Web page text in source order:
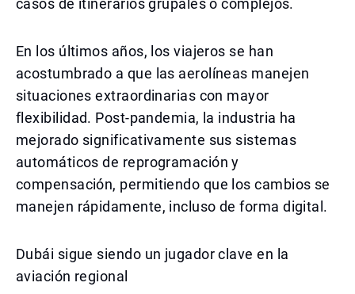
casos de itinerarios grupales o complejos.
En los últimos años, los viajeros se han
acostumbrado a que las aerolíneas manejen
situaciones extraordinarias con mayor
flexibilidad. Post-pandemia, la industria ha
mejorado significativamente sus sistemas
automáticos de reprogramación y
compensación, permitiendo que los cambios se
manejen rápidamente, incluso de forma digital.
Dubái sigue siendo un jugador clave en la
aviación regional